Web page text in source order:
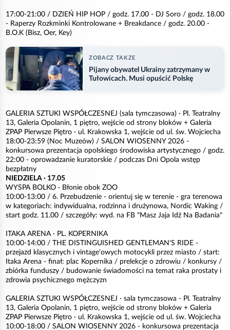
17:00-21:00 / DZIEŃ HIP HOP / godz. 17.00 - DJ Soro / godz. 18.00
- Raperzy Rozkminki Kontrolowane + Breakdance / godz. 20.00 -
B.O.K (Bisz, Oer, Key)
ZOBACZ TAKZE
Pijany obywatel Ukrainy zatrzymany w
Tułowicach. Musi opuścić Polskę
GALERIA SZTUKI WSPÓŁCZESNEJ (sala tymczasowa) · Pl. Teatralny
13, Galeria Opolanin, 1 piętro, wejście od strony bloków + Galeria
ZPAP Pierwsze Piętro · ul. Krakowska 1, wejście od ul. św. Wojciecha
18:00-23:59 (Noc Muzeów) / SALON WIOSENNY 2026 -
konkursowa prezentacja opolskiego środowiska artystycznego / godz.
22:00 - oprowadzanie kuratorskie / podczas Dni Opola wstęp
bezpłatny
NIEDZIELA · 17.05
WYSPA BOLKO · Błonie obok ZOO
10:00-13:00 / 6. Przebudzenie - orientuj się w terenie - gra terenowa
w kategoriach: indywidualna, rodzinna i drużynowa, Nordic Waking /
start godz. 11.00 / szczegóły: wyd. na FB "Masz Jaja Idź Na Badania"
ITAKA ARENA · PL. KOPERNIKA
10:00-14:00 / THE DISTINGUISHED GENTLEMAN'S RIDE -
przejazd klasycznych i vintage'owych motocykli przez miasto / start:
Itaka Arena - finał: plac Kopernika / prelekcje o zdrowiu / konkursy /
zbiórka funduszy / budowanie świadomości na temat raka prostaty i
zdrowia psychicznego mężczyzn
GALERIA SZTUKI WSPÓŁCZESNEJ · sala tymczasowa - Pl. Teatralny
13, Galeria Opolanin, 1 piętro, wejście od strony bloków + Galeria
ZPAP Pierwsze Piętro · ul. Krakowska 1, wejście od ul. św. Wojciecha
10:00-18:00 / SALON WIOSENNY 2026 - konkursowa prezentacja